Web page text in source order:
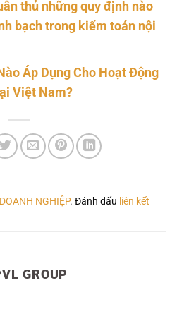
thủ những quy định nào
bạch trong kiểm toán nội
Áp Dụng Cho Hoạt Động
Việt Nam?
DOANH NGHIỆP. Đánh dấu liên kết
GROUP